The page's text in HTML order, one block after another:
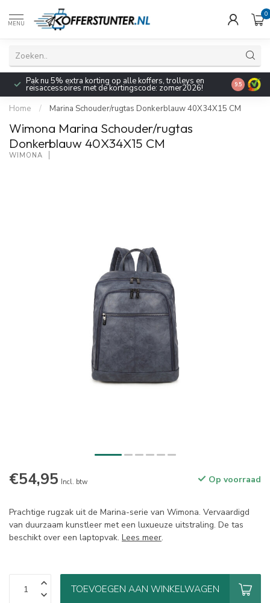
MENU
0
Pak nu 5% extra korting op alle koffers, trolleys en
reisaccessoires met de kortingscode: zomer2026! 9.5
Home / Marina Schouder/rugtas Donkerblauw 40X34X15 CM
Wimona Marina Schouder/rugtas
Donkerblauw 40X34X15 CM
WIMONA
€54,95 Incl. btw Op voorraad
Prachtige rugzak uit de Marina-serie van Wimona. Vervaardigd
van duurzaam kunstleer met een luxueuze uitstraling. De tas
beschikt over een laptopvak. Lees meer.
TOEVOEGEN AAN WINKELWAGEN